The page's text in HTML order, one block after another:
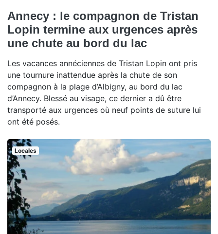
Annecy : le compagnon de Tristan
Lopin termine aux urgences après
une chute au bord du lac
Les vacances annéciennes de Tristan Lopin ont pris
une tournure inattendue après la chute de son
compagnon à la plage d’Albigny, au bord du lac
d’Annecy. Blessé au visage, ce dernier a dû être
transporté aux urgences où neuf points de suture lui
ont été posés.
Locales